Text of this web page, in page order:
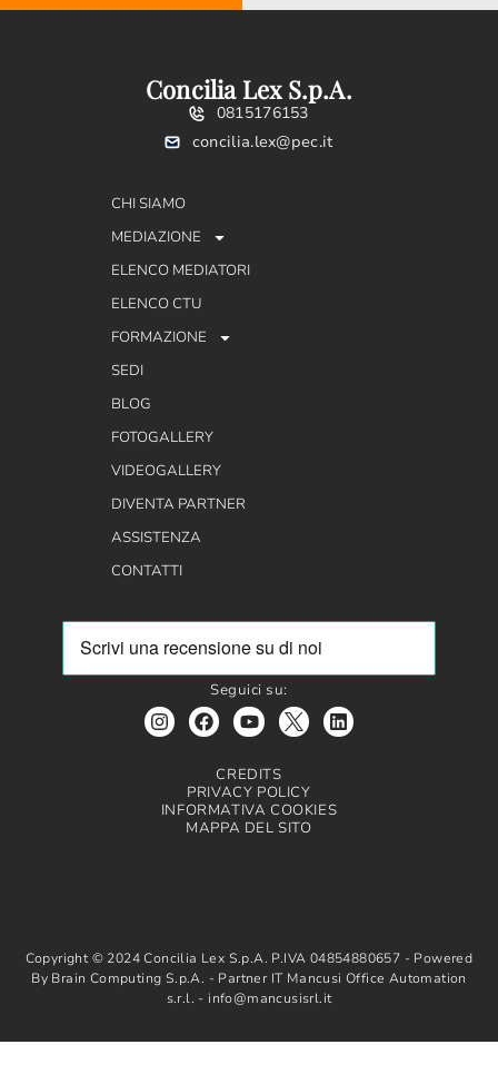
Concilia Lex S.p.A.
0815176153
concilia.lex@pec.it
CHI SIAMO
MEDIAZIONE
ELENCO MEDIATORI
ELENCO CTU
FORMAZIONE
SEDI
BLOG
FOTOGALLERY
VIDEOGALLERY
DIVENTA PARTNER
ASSISTENZA
CONTATTI
Seguici su:
CREDITS
PRIVACY POLICY
INFORMATIVA COOKIES
MAPPA DEL SITO
Copyright © 2024 Concilia Lex S.p.A. P.IVA 04854880657 - Powered
By Brain Computing S.p.A. - Partner IT Mancusi Office Automation
s.r.l. - info@mancusisrl.it